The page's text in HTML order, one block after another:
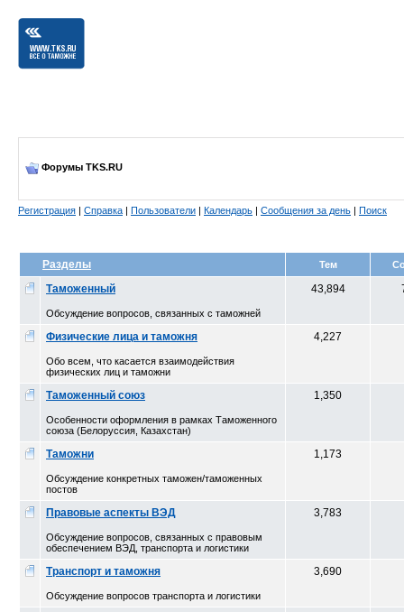
Форумы TKS.RU
Регистрация | Справка | Пользователи | Календарь | Сообщения за день | Поиск
Разделы Тем
Таможенный
Обсуждение вопросов, связанных с таможней
43,894
Физические лица и таможня
Обо всем, что касается взаимодействия
физических лиц и таможни
4,227
Таможенный союз
Особенности оформления в рамках Таможенного
союза (Белоруссия, Казахстан)
1,350
Таможни
Обсуждение конкретных таможен/таможенных
постов
1,173
Правовые аспекты ВЭД
Обсуждение вопросов, связанных с правовым
обеспечением ВЭД, транспорта и логистики
3,783
Транспорт и таможня
Обсуждение вопросов транспорта и логистики
3,690